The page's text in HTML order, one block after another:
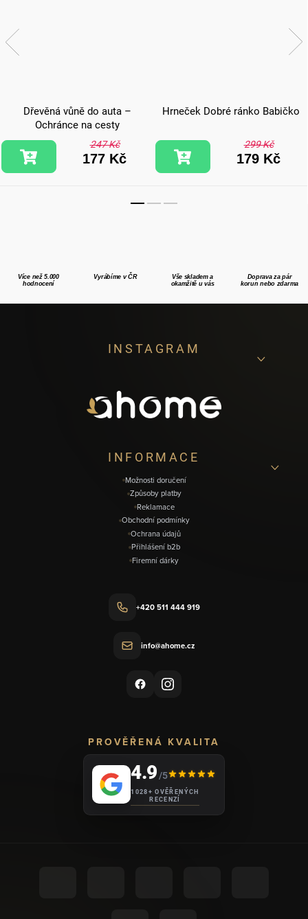
Dřevěná vůně do auta –
Ochránce na cesty
247 Kč
177 Kč
Hrneček Dobré ránko Babičko
299 Kč
179 Kč
Více než 5.000
hodnocení
Vyrábíme v ČR
Vše skladem a
okamžitě u vás
Doprava za pár
korun nebo zdarma
INSTAGRAM
INFORMACE
Možnosti doručení
Způsoby platby
Reklamace
Obchodní podmínky
Ochrana údajů
Přihlášení b2b
Firemní dárky
+420 511 444 919
info@ahome.cz
PROVĚŘENÁ KVALITA
4.9/5
1028+ OVĚŘENÝCH
RECENZÍ